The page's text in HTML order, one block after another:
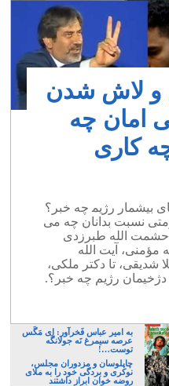
و لاش شدن
امان چه
کاری
بیشمار رژیم‍ چه خبر؟
نسبت بدانان چه می
،حشمت الله طبرزدی
مؤمنی، آیت الله
شدیقی، تا دکتر ملکی،
دژخیمان رژیم چه خبر؟.
به امیر عباس فَخرآور: اِی مَگَس
عرصه سیمرغ نَه جولانگَه
توست…!
چاپلوسان و مزدوران مجلس،
نوکری و بردگی خود را به ملای
روضه خوان ابراز داشتند